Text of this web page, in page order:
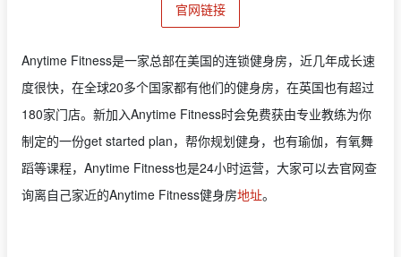
官网链接
Anytime Fitness是一家总部在美国的连锁健身房，近几年成长速
度很快，在全球20多个国家都有他们的健身房，在英国也有超过
180家门店。新加入Anytime Fitness时会免费获由专业教练为你
制定的一份get started plan，帮你规划健身，也有瑜伽，有氧舞
蹈等课程， Anytime Fitness也是24小时运营， 大家可以去官网查
询离自己家近的Anytime Fitness健身房地址。